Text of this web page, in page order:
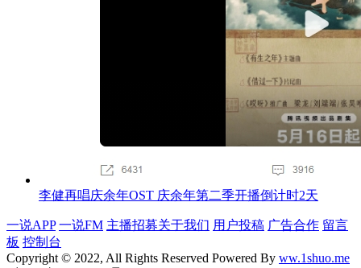
李健再唱庆余年OST 庆余年第二季开播倒计时2天
一说APP 一说FM 主播招募关于我们 用户投稿 广告合作 留言
板 控制台
Copyright © 2022, All Rights Reserved Powered By ww.1shuo.me